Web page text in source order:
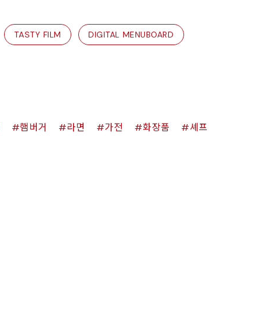
TASTY FILM DIGITAL MENUBOARD
햄버거 라면 가전 화장품 셰프